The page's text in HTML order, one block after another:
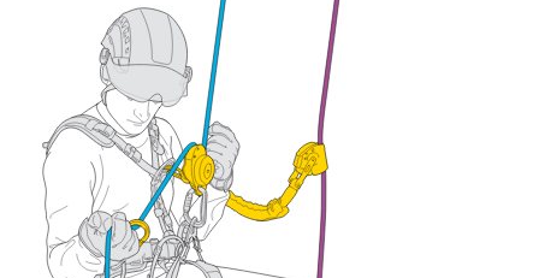
der Gebrauchsanweisung enthaltenen
Informationen richtig verstanden haben.
Die Beherrschung dieser Techniken setzt eine
entsprechende Ausbildung und ein spezielles
Training voraus. Prüfen Sie zusammen mit
einem Profi, ob Sie in der Lage sind, den
Vorgang alleine sicher zu wiederholen, bevor
Sie ihn eigenständig durchführen.
Wir geben Beispiele für die mit Ihrer Aktivität
verbundenen Techniken. Möglicherweise gibt es
noch andere Techniken, die hier nicht